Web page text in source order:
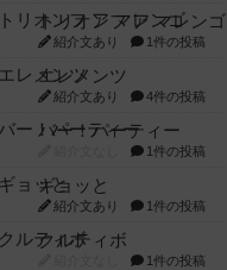
トリオンフ ア マレンゴ
紹介文あり 1件の投稿
エレメンツ
紹介文あり 4件の投稿
バー！パーティー
1件の投稿
ギョッと
紹介文あり 1件の投稿
クルティボ
1件の投稿